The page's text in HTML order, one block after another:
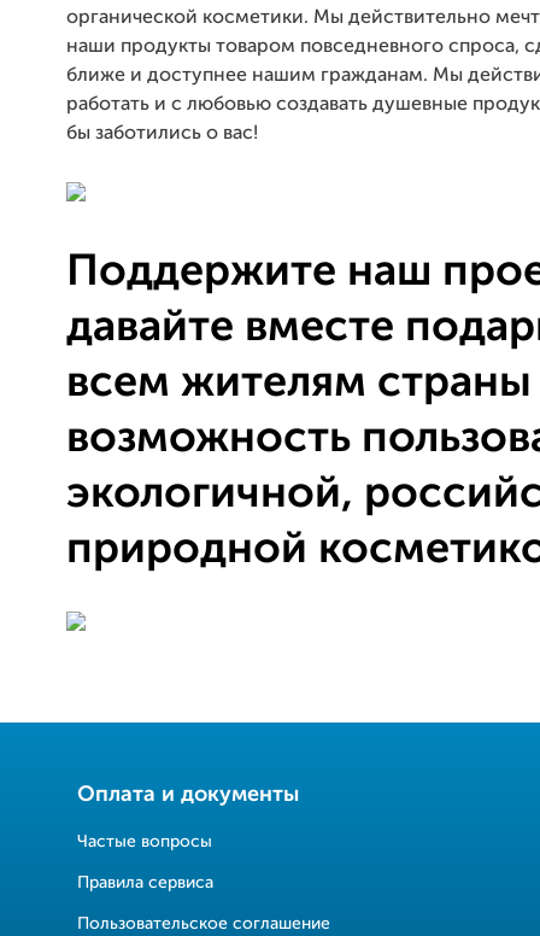
органической косметики. Мы действительно
наши продукты товаром повседневного спроса,
ближе и доступнее нашим гражданам. Мы
работать и с любовью создавать душевные
бы заботились о вас!
Поддержите наш
давайте вместе
всем жителям страны
возможность
экологичной,
природной
Оплата и документы
Частые вопросы
Правила сервиса
Пользовательское соглашение